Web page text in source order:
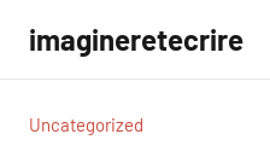
contenu
imagineretecrire
Uncategorized